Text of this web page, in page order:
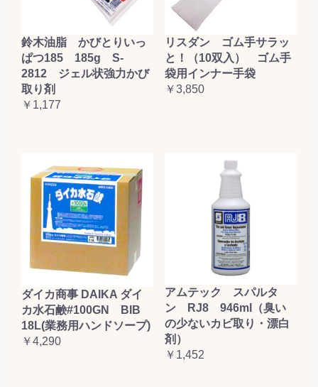
鈴木油脂 かびとりいっ
ぱつ185 185g S-
2812 ジェル状強力かび
取り剤
￥1,177
リスダン ゴム手サラッ
と！（10双入） ゴム手
袋用インナー手袋
￥3,850
ダイカ商事 DAIKA ダイ
カ水石鹸#100GN BIB
18L(業務用ハンドソープ)
￥4,290
アムテック スパルタ
ン RJ8 946ml（臭い
の少ないカビ取り・漂白
剤）
￥1,452